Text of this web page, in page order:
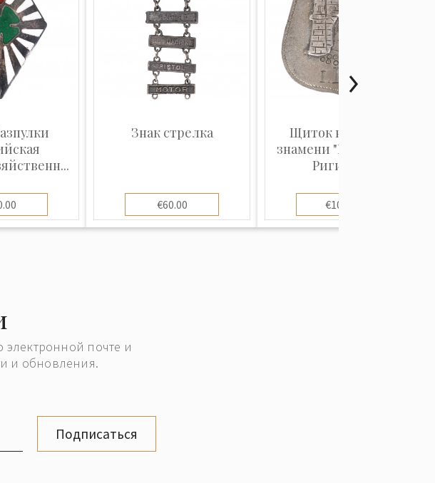
Знак стрелка
€60.00
Щиток на древко
знамени "Герб города
Риги и и...
€100.00
электронной почте и
и обновления.
Подписаться